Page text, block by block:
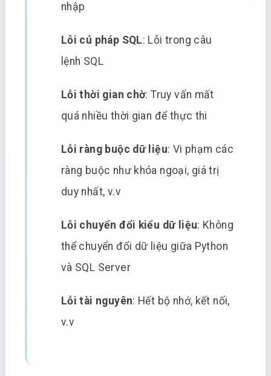
nhập
Lỗi cú pháp SQL: Lỗi trong câu
lệnh SQL
Lỗi thời gian chờ: Truy vấn mất
quá nhiều thời gian để thực thi
Lỗi ràng buộc dữ liệu: Vi phạm các
ràng buộc như khóa ngoại, giá trị
duy nhất, v.v
Lỗi chuyển đổi kiểu dữ liệu: Không
thể chuyển đổi dữ liệu giữa Python
và SQL Server
Lỗi tài nguyên: Hết bộ nhớ, kết nối,
v.v